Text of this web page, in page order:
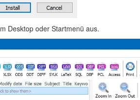
Desktop oder Startmenü aus.